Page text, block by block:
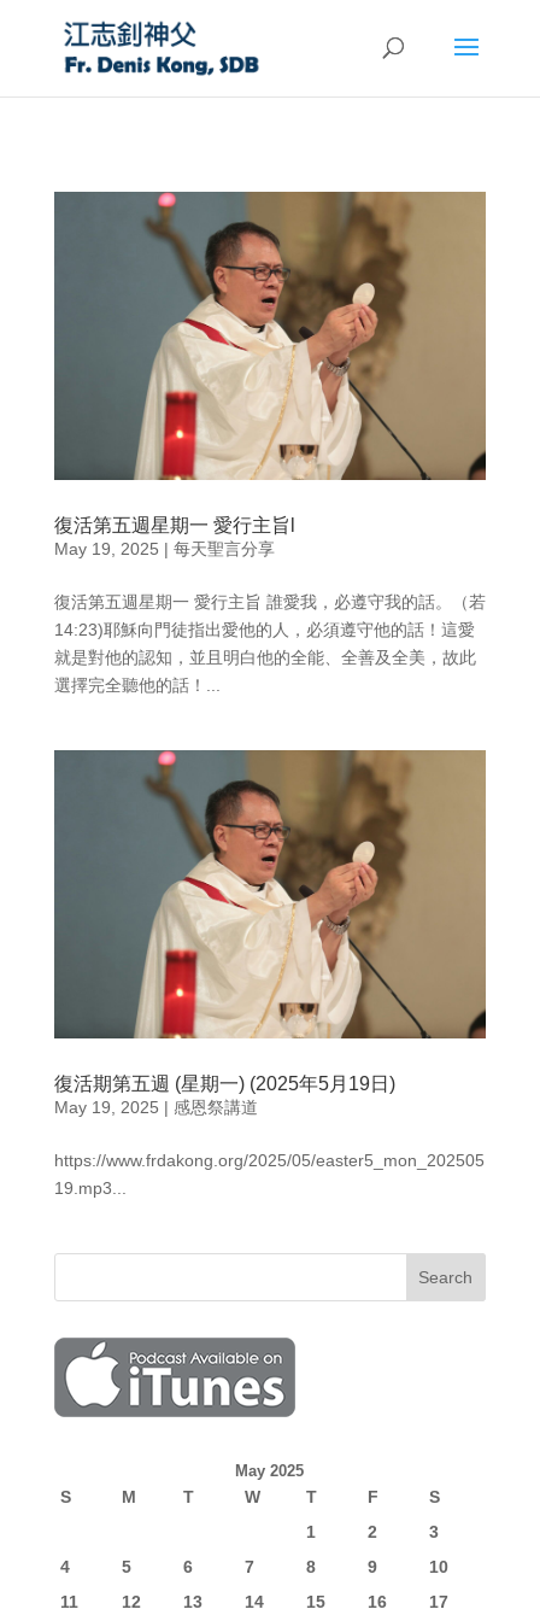
復活第五週星期一 愛行主旨l
May 19, 2025 | 每天聖言分享
復活第五週星期一 愛行主旨 誰愛我，必遵守我的話。（若
14:23)耶穌向門徒指出愛他的人，必須遵守他的話！這愛
就是對他的認知，並且明白他的全能、全善及全美，故此
選擇完全聽他的話！...
復活期第五週 (星期一) (2025年5月19日)
May 19, 2025 | 感恩祭講道
https://www.frdakong.org/2025/05/easter5_mon_202505
19.mp3...
May 2025
S M T W T F
S
1
2
3
4
5 6 7 8 9
10
11
12 13 14 15 16 17